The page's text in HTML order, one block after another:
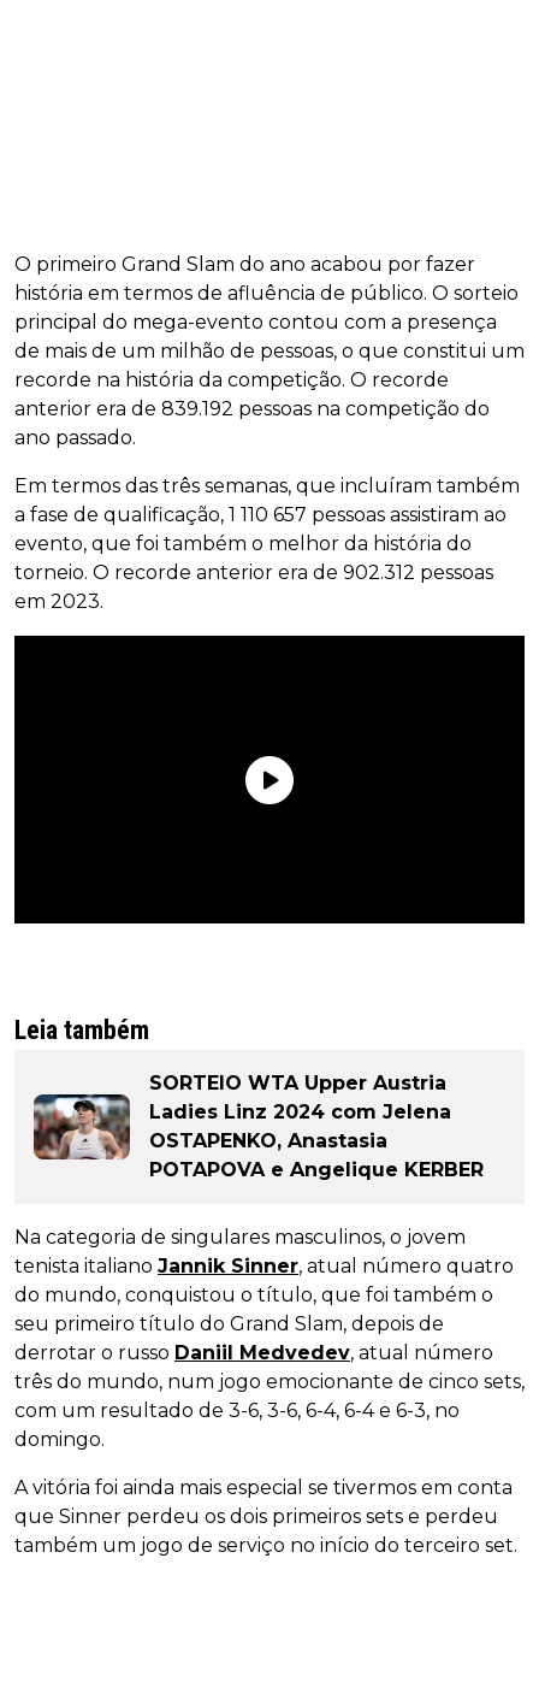
O primeiro Grand Slam do ano acabou por fazer
história em termos de afluência de público. O sorteio
principal do mega-evento contou com a presença
de mais de um milhão de pessoas, o que constitui um
recorde na história da competição. O recorde
anterior era de 839.192 pessoas na competição do
ano passado.
Em termos das três semanas, que incluíram também
a fase de qualificação, 1 110 657 pessoas assistiram ao
evento, que foi também o melhor da história do
torneio. O recorde anterior era de 902.312 pessoas
em 2023.
Leia também
SORTEIO WTA Upper Austria
Ladies Linz 2024 com Jelena
OSTAPENKO, Anastasia
POTAPOVA e Angelique KERBER
Na categoria de singulares masculinos, o jovem
tenista italiano Jannik Sinner, atual número quatro
do mundo, conquistou o título, que foi também o
seu primeiro título do Grand Slam, depois de
derrotar o russo Daniil Medvedev, atual número
três do mundo, num jogo emocionante de cinco sets,
com um resultado de 3-6, 3-6, 6-4, 6-4 e 6-3, no
domingo.
A vitória foi ainda mais especial se tivermos em conta
que Sinner perdeu os dois primeiros sets e perdeu
também um jogo de serviço no início do terceiro set.